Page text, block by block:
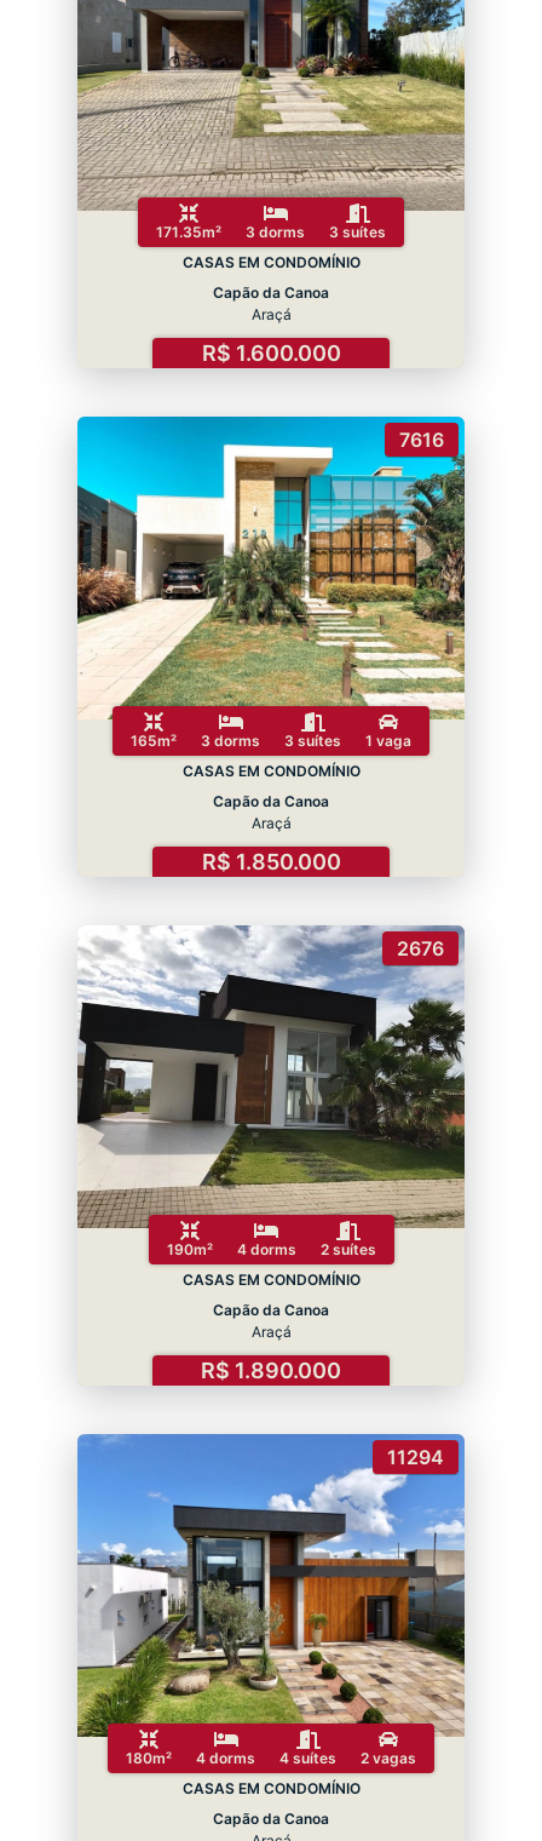
171.35m² 3 dorms
3 suítes
CASAS EM CONDOMÍNIO
Capão da Canoa
Araçá
R$ 1.600.000
7616
165m² 3 dorms 3 suítes
1 vaga
CASAS EM CONDOMÍNIO
Capão da Canoa
Araçá
R$ 1.850.000
2676
190m² 4 dorms
2 suítes
CASAS EM CONDOMÍNIO
Capão da Canoa
Araçá
R$ 1.890.000
11294
180m² 4 dorms 4 suítes
2 vagas
CASAS EM CONDOMÍNIO
Capão da Canoa